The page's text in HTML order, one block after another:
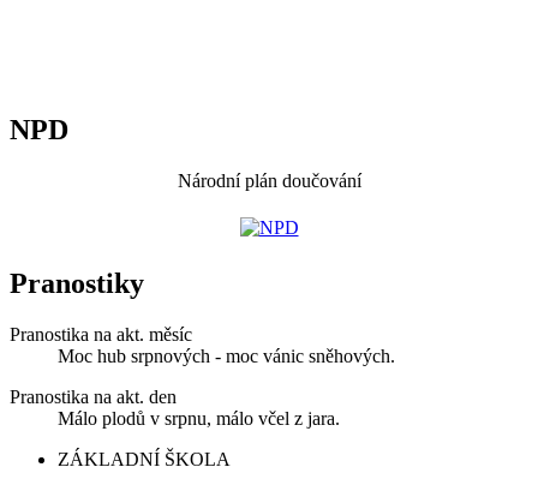
NPD
Národní plán doučování
Pranostiky
Pranostika na akt. měsíc
Moc hub srpnových - moc vánic sněhových.
Pranostika na akt. den
Málo plodů v srpnu, málo včel z jara.
ZÁKLADNÍ ŠKOLA